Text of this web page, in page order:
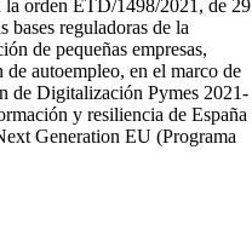
orden ETD/1498/2021, de 29
bases reguladoras de la
de pequeñas empresas,
de autoempleo, en el marco de
de Digitalización Pymes 2021-
y resiliencia de España
Generation EU (Programa